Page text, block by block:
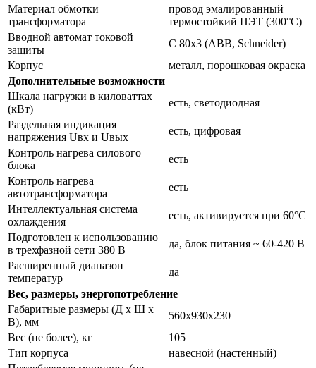
Материал обмотки
трансформатора
провод эмалированный
термостойкий ПЭТ (300°С)
Вводной автомат токовой
защиты
С 80х3 (ABB, Schneider)
Корпус
металл, порошковая окраска
Дополнительные возможности
Шкала нагрузки в киловаттах
(кВт)
есть, светодиодная
Раздельная индикация
напряжения Uвх и Uвых
есть, цифровая
Контроль нагрева силового
блока
есть
Контроль нагрева
автотрансформатора
есть
Интеллектуальная система
охлаждения
есть, активируется при 60°С
Подготовлен к использованию
в трехфазной сети 380 В
да, блок питания ~ 60-420 В
Расширенный диапазон
температур
да
Вес, размеры, энергопотребление
Габаритные размеры (Д х Ш х
В), мм
560х930х230
Вес (не более), кг
105
Тип корпуса
навесной (настенный)